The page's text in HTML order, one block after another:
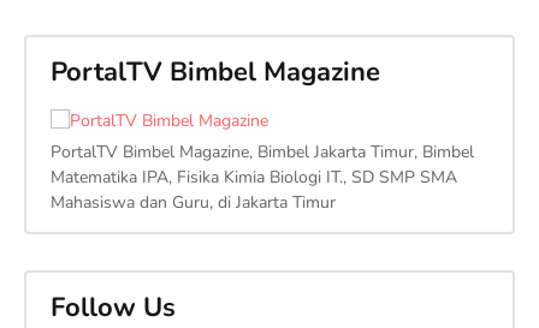
PortalTV Bimbel Magazine
PortalTV Bimbel Magazine, Bimbel Jakarta Timur, Bimbel
Matematika IPA, Fisika Kimia Biologi IT., SD SMP SMA
Mahasiswa dan Guru, di Jakarta Timur
Follow Us